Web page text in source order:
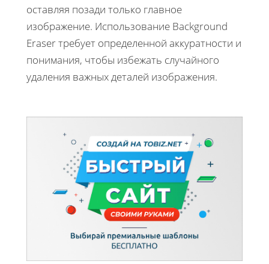
оставляя позади только главное
изображение. Использование Background
Eraser требует определенной аккуратности и
понимания, чтобы избежать случайного
удаления важных деталей изображения.